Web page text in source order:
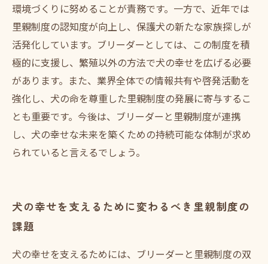
環境づくりに努めることが責務です。一方で、近年では
里親制度の認知度が向上し、保護犬の新たな家族探しが
活発化しています。ブリーダーとしては、この制度を積
極的に支援し、繁殖以外の方法で犬の幸せを広げる必要
があります。また、業界全体での情報共有や啓発活動を
強化し、犬の命を尊重した里親制度の発展に寄与するこ
とも重要です。今後は、ブリーダーと里親制度が連携
し、犬の幸せな未来を築くための持続可能な体制が求め
られていると言えるでしょう。
犬の幸せを支えるために変わるべき里親制度の
課題
犬の幸せを支えるためには、ブリーダーと里親制度の双